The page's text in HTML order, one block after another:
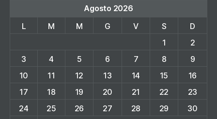
Agosto 2026
L
M M G V S
D
1
2
3
4 5 6 7 8
9
10
11 12 13 14 15
16
17
18 19 20 21 22
23
24
25 26 27 28 29 30